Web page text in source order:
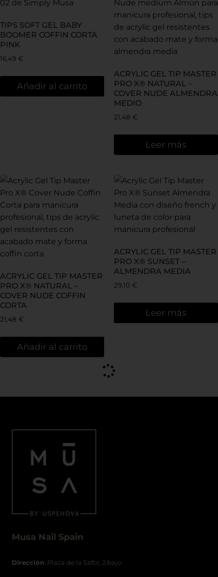
TIPS SOFT GEL BABY
BOOMER COFFIN CORTA
PINK
16,49 €
Añadir al carrito
ACRYLIC GEL TIP MASTER
PRO X® NATURAL –
COVER NUDE ALMENDRA
MEDIO
21,48 €
Leer más
ACRYLIC GEL TIP MASTER
PRO X® NATURAL –
COVER NUDE COFFIN
CORTA
21,48 €
Añadir al carrito
ACRYLIC GEL TIP MASTER
PRO X® SUNSET –
ALMENDRA MEDIA
29,10 €
Leer más
Musa Nail Spain
Dirección: Plaza de la Safor, 2 bajo.